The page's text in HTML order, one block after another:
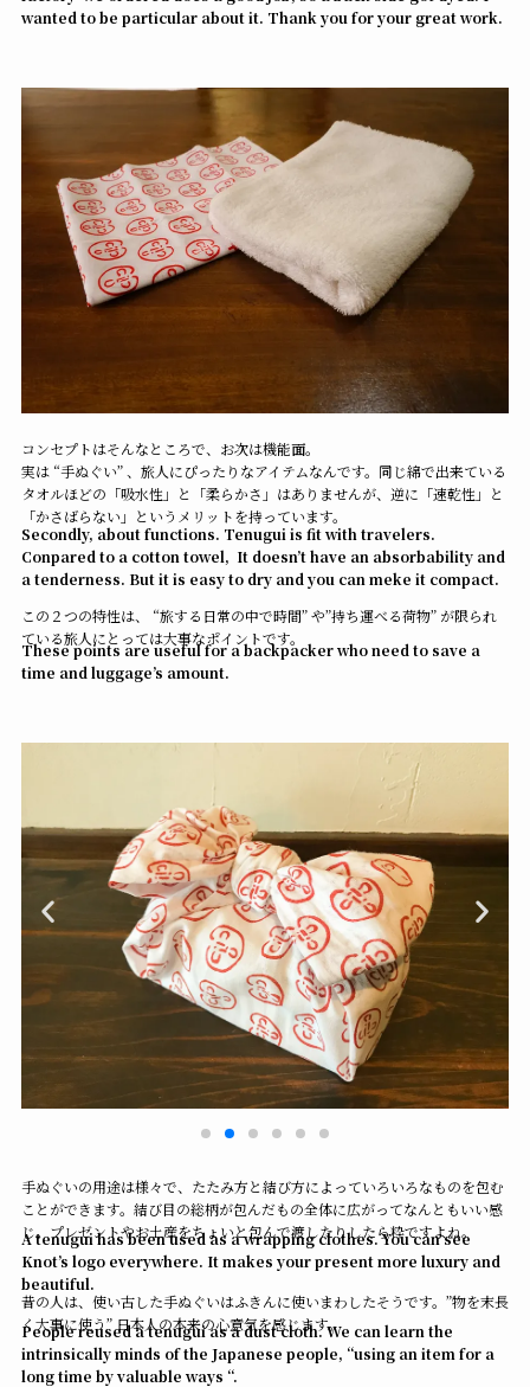
wanted to be particular about it. Thank you for your great work.
コンセプトはそんなところで、お次は機能面。
実は “手ぬぐい” 、旅人にぴったりなアイテムなんです。同じ綿で出来ている
タオルほどの「吸水性」と「柔らかさ」はありませんが、逆に「速乾性」と
「かさばらない」というメリットを持っています。
Secondly, about functions. Tenugui is fit with travelers.
Conpared to a cotton towel, It doesn’t have an absorbability and
a tenderness. But it is easy to dry and you can meke it compact.
この２つの特性は、 “旅する日常の中で時間” や”持ち運べる荷物” が限られ
ている旅人にとっては大事なポイントです。
These points are useful for a backpacker who need to save a
time and luggage’s amount.
手ぬぐいの用途は様々で、たたみ方と結び方によっていろいろなものを包む
ことができます。結び目の総柄が包んだもの全体に広がってなんともいい感
じ。プレゼントやお土産をちょいと包んで渡したりしたら粋ですよね。
A tenugui has been used as a wrapping clothes. You can see
Knot’s logo everywhere. It makes your present more luxury and
beautiful.
昔の人は、使い古した手ぬぐいはふきんに使いまわしたそうです。”物を末長
く大事に使う” 日本人の本来の心意気を感じます。
People reused a tenugui as a dust cloth. We can learn the
intrinsically minds of the Japanese people, “using an item for a
long time by valuable ways “.